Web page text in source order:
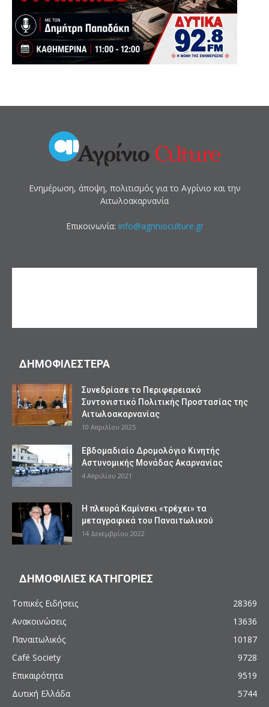
Ενημέρωση, άποψη, πολιτισμός για το Αγρίνιο και την
Αιτωλοακαρνανία
Επικοινωνία: info@agrinioculture.gr
ΔΗΜΟΦΙΛΕΣΤΕΡΑ
Συνεδρίασε το Περιφερειακό
Συντονιστικό Πολιτικής Προστασίας της
Αιτωλοακαρνανίας
10 Απριλίου 2025
Εβδομαδιαίο Δρομολόγιο Κινητής
Αστυνομικής Μονάδας Ακαρνανίας
4 Απριλίου 2021
Η πλευρά Καμίνσκι «τρέχει» τα
μεταγραφικά του Παναιτωλικού
14 Δεκεμβρίου 2022
ΔΗΜΟΦΙΛΙΕΣ ΚΑΤΗΓΟΡΙΕΣ
Τοπικές Ειδήσεις
28369
Ανακοινώσεις
13636
Παναιτωλικός
10187
Café Society
9728
Επικαιρότητα
9519
Δυτική Ελλάδα
5744